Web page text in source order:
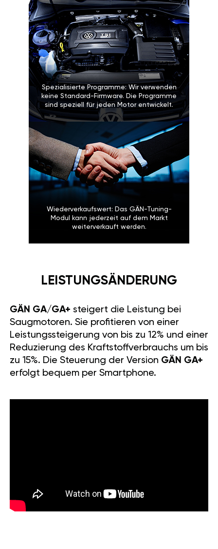
Spezialisierte Programme: Wir verwenden
keine Standard-Firmware. Die Programme
sind speziell für jeden Motor entwickelt.
Wiederverkaufswert: Das GÄN-Tuning-
Modul kann jederzeit auf dem Markt
weiterverkauft werden.
LEISTUNGSÄNDERUNG
GÄN GA/GA+ steigert die Leistung bei
Saugmotoren. Sie profitieren von einer
Leistungssteigerung von bis zu 12% und einer
Reduzierung des Kraftstoffverbrauchs um bis
zu 15%. Die Steuerung der Version GÄN GA+
erfolgt bequem per Smartphone.